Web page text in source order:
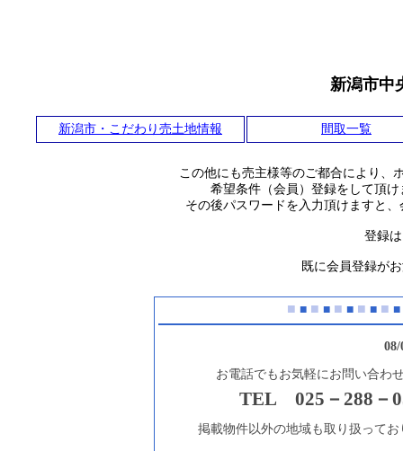
新潟市中
新潟市・こだわり売土地情報 間取一覧
この他にも売主様等のご都合により、
希望条件（会員）登録をして頂
その後パスワードを入力頂けますと
登録
既に会員登録が
■ ■ ■ ■ ■ ■ ■ ■ ■ ■
お電話でもお気軽にお問い合わ
TEL 025－288－
掲載物件以外の地域も取り扱って